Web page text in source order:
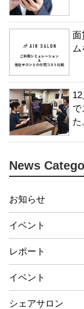
面
で
た
News
お知らせ
イベント
レポート
イベント
シェアサロン